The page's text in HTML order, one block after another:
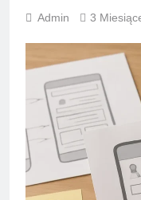
Admin 3